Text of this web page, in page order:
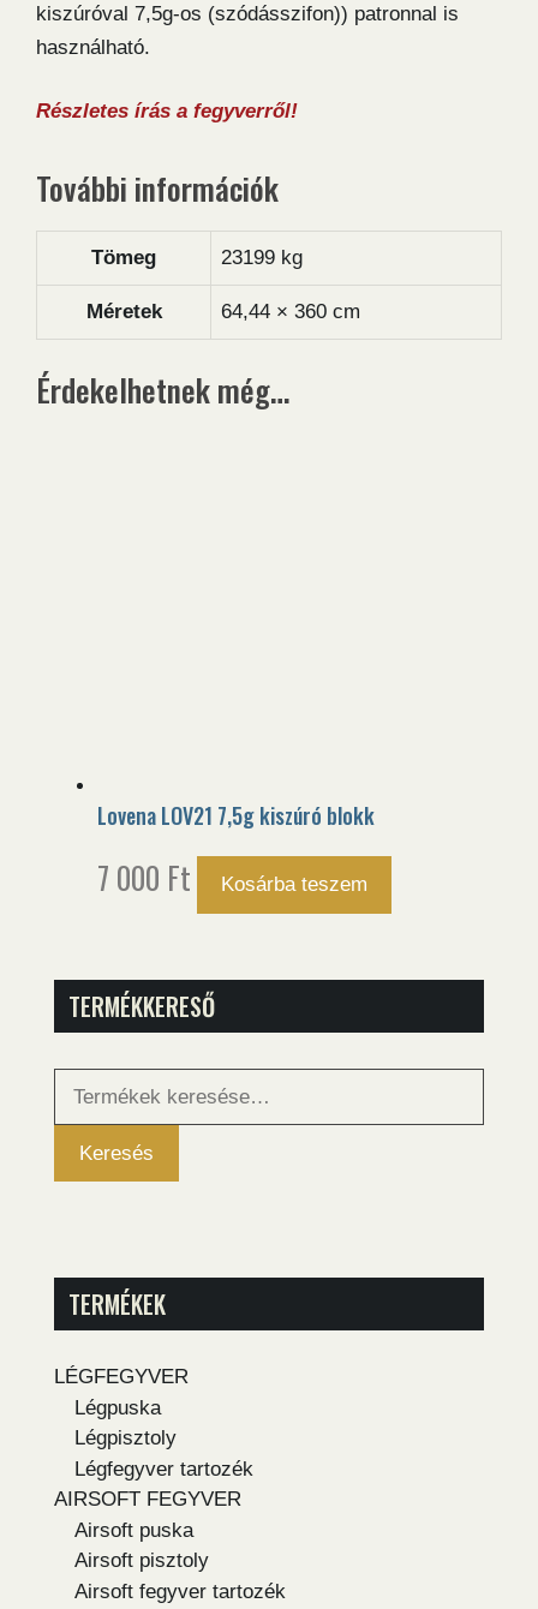
kiszúróval 7,5g-os (szódásszifon)) patronnal is
használható.
Részletes írás a fegyverről!
További információk
Tömeg 23199 kg
Méretek 64,44 × 360 cm
Érdekelhetnek még…
Lovena LOV21 7,5g kiszúró blokk
7 000 Ft Kosárba teszem
TERMÉKKERESŐ
következőre:
Keresés
TERMÉKEK
LÉGFEGYVER
Légpuska
Légpisztoly
Légfegyver tartozék
AIRSOFT FEGYVER
Airsoft puska
Airsoft pisztoly
Airsoft fegyver tartozék